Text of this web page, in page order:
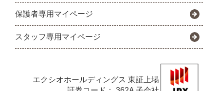
保護者専用マイページ
スタッフ専用マイページ
エクシオホールディングス 東証上場